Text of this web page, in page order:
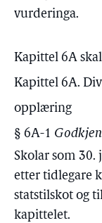
vurderinga.
Kapittel 6A
Kapittel 6A.
opplæring
§ 6A-1
Skolar som
etter tidlegare
statstilskot og
kapittelet.